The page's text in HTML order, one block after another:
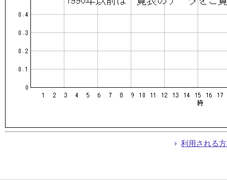
利用される